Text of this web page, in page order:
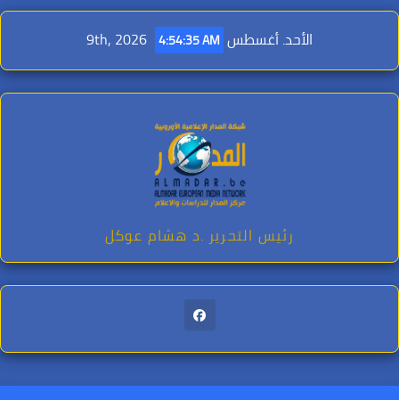
Skip
content
الأحد. أغسطس 9th, 2026 4:54:36 AM
رئيس التحرير .د هشام عوكل